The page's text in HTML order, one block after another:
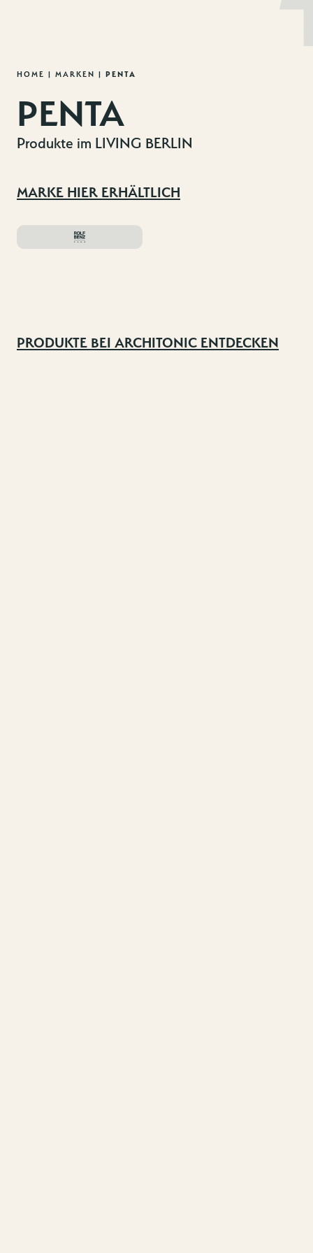
Zum
springen
HOME | MARKEN | PENTA
PENTA
Produkte im LIVING BERLIN
MARKE HIER ERHÄLTLICH
PRODUKTE BEI ARCHITONIC ENTDECKEN